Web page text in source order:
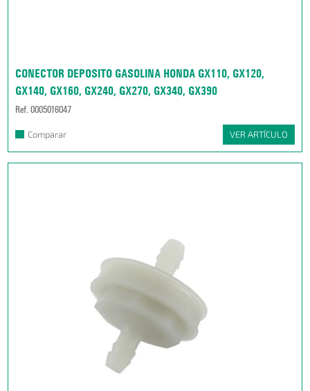
CONECTOR DEPOSITO GASOLINA HONDA GX110, GX120,
GX140, GX160, GX240, GX270, GX340, GX390
Ref. 0005016047
Comparar VER ARTÍCULO